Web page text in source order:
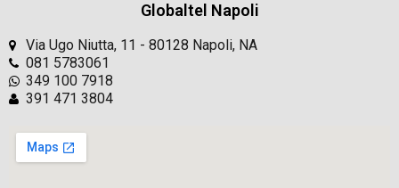
Globaltel Napoli
Via Ugo Niutta, 11 - 80128 Napoli, NA
081 5783061
349 100 7918
391 471 3804